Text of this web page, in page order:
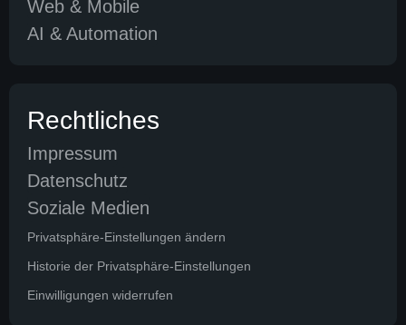
Web & Mobile
AI & Automation
Rechtliches
Impressum
Datenschutz
Soziale Medien
Privatsphäre-Einstellungen ändern
Historie der Privatsphäre-Einstellungen
Einwilligungen widerrufen